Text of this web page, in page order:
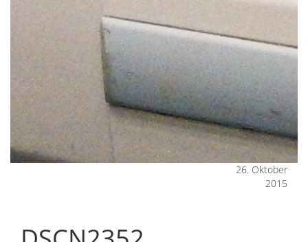
26. Oktober
2015